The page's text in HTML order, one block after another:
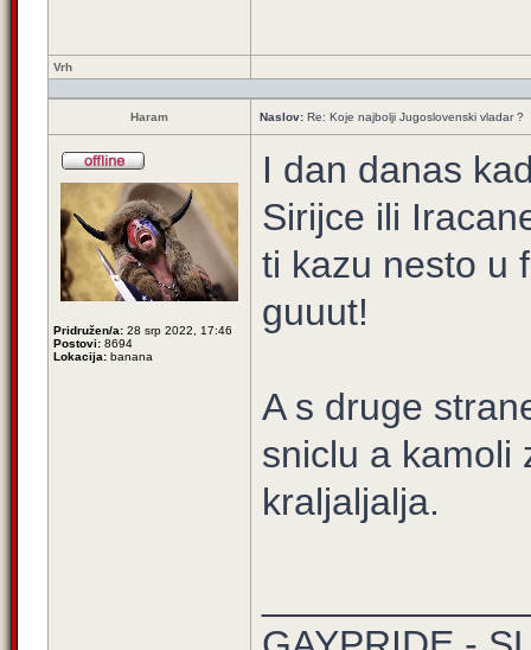
Vrh
Haram Naslov: Re: Koje najbolji Jugoslovenski vladar ?
Pridružen/a: 28 srp 2022, 17:46
Postovi: 8694
Lokacija: banana
I dan danas
Sirijce ili
ti kazu nesto u
guuut!
A s druge
sniclu a kamoli
kraljaljalja.